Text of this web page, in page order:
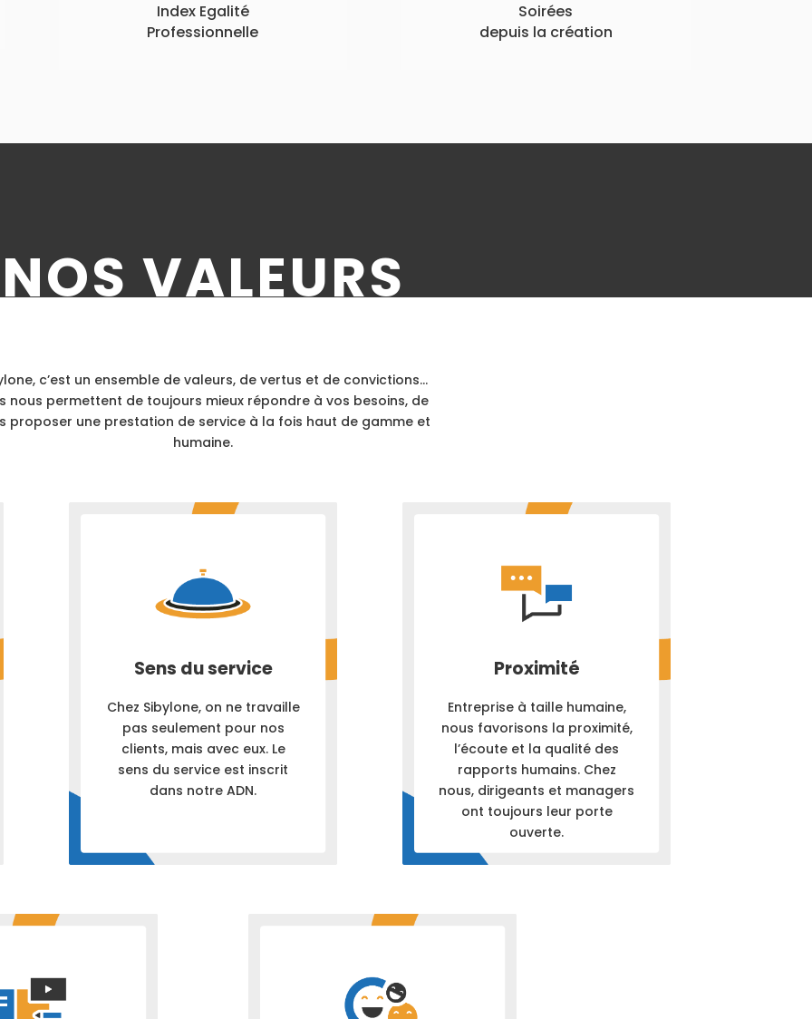
Index Egalité
Professionnelle
Soirées
depuis la création
NOS VALEURS
c’est un ensemble de valeurs, de vertus et de convictions…
nous permettent de toujours mieux répondre à vos besoins, de
proposer une prestation de service à la fois haut de gamme et
humaine.
Sens du service
Chez Sibylone, on ne travaille
pas seulement pour nos
clients, mais avec eux. Le
sens du service est inscrit
dans notre ADN.
Proximité
Entreprise à taille humaine,
nous favorisons la proximité,
l’écoute et la qualité des
rapports humains. Chez
nous, dirigeants et managers
ont toujours leur porte
ouverte.